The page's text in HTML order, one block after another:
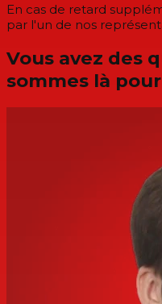
En cas de retard
par l'un de nos
Vous avez des
sommes là